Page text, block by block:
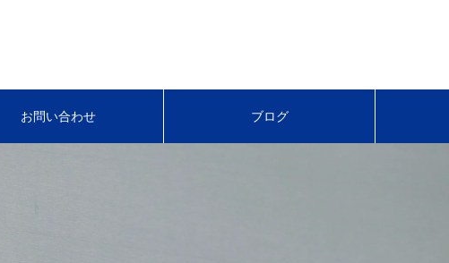
お問い合わせ ブログ